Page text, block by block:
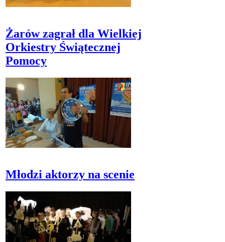
Żarów zagrał dla Wielkiej
Orkiestry Świątecznej
Pomocy
Młodzi aktorzy na scenie